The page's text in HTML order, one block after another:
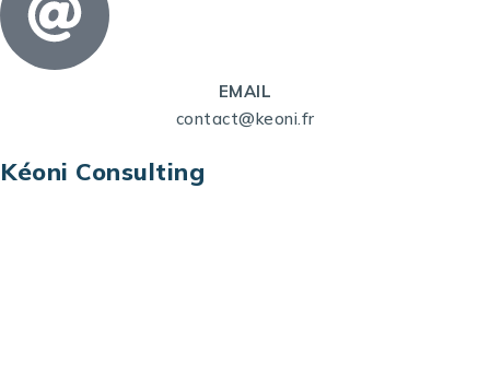
EMAIL
contact@keoni.fr
Kéoni Consulting